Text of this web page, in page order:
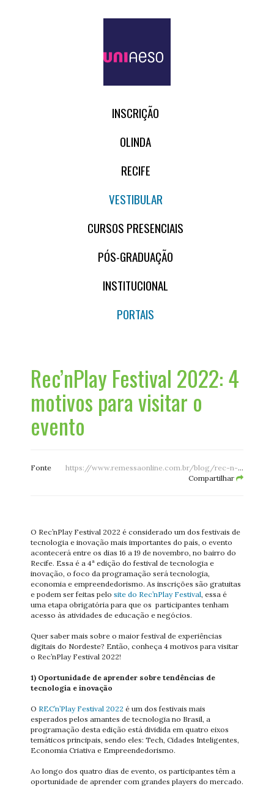
INSCRIÇÃO
OLINDA
RECIFE
VESTIBULAR
CURSOS PRESENCIAIS
PÓS-GRADUAÇÃO
INSTITUCIONAL
PORTAIS
Rec’nPlay Festival 2022: 4
motivos para visitar o
evento
Fonte
https://www.remessaonline.com.br/blog/rec-n-play-festival-4-motivos-para-visitar/
Compartilhar
O Rec’nPlay Festival 2022 é considerado um dos festivais de
tecnologia e inovação mais importantes do país, o evento
acontecerá entre os dias 16 a 19 de novembro, no bairro do
Recife. Essa é a 4ª edição do festival de tecnologia e
inovação, o foco da programação será tecnologia,
economia e empreendedorismo. As inscrições são gratuitas
e podem ser feitas pelo site do Rec’nPlay Festival, essa é
uma etapa obrigatória para que os participantes tenham
acesso às atividades de educação e negócios.
Quer saber mais sobre o maior festival de experiências
digitais do Nordeste? Então, conheça 4 motivos para visitar
o Rec’nPlay Festival 2022!
1) Oportunidade de aprender sobre tendências de
tecnologia e inovação
O REC’n’Play Festival 2022 é um dos festivais mais
esperados pelos amantes de tecnologia no Brasil, a
programação desta edição está dividida em quatro eixos
temáticos principais, sendo eles: Tech, Cidades Inteligentes,
Economia Criativa e Empreendedorismo.
Ao longo dos quatro dias de evento, os participantes têm a
oportunidade de aprender com grandes players do mercado.